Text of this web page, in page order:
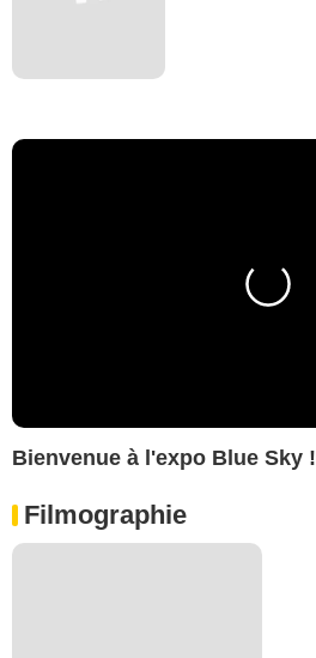
Bienvenue à l'expo Blue Sky !
Filmographie